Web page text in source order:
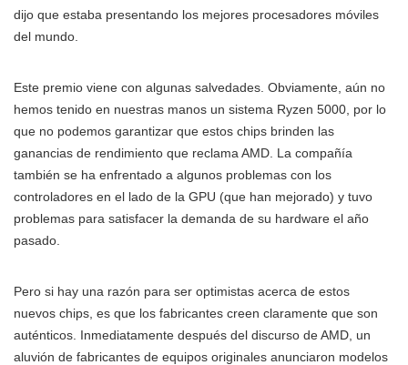
dijo que estaba presentando los mejores procesadores móviles
del mundo.
Este premio viene con algunas salvedades. Obviamente, aún no
hemos tenido en nuestras manos un sistema Ryzen 5000, por lo
que no podemos garantizar que estos chips brinden las
ganancias de rendimiento que reclama AMD. La compañía
también se ha enfrentado a algunos problemas con los
controladores en el lado de la GPU (que han mejorado) y tuvo
problemas para satisfacer la demanda de su hardware el año
pasado.
Pero si hay una razón para ser optimistas acerca de estos
nuevos chips, es que los fabricantes creen claramente que son
auténticos. Inmediatamente después del discurso de AMD, un
aluvión de fabricantes de equipos originales anunciaron modelos